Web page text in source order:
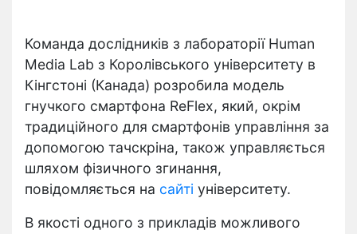
Команда дослідників з лабораторії Human
Media Lab з Королівського університету в
Кінгстоні (Канада) розробила модель
гнучкого смартфона ReFlex, який, окрім
традиційного для смартфонів управління за
допомогою тачскріна, також управляється
шляхом фізичного згинання,
повідомляється на сайті університету.
В якості одного з прикладів можливого